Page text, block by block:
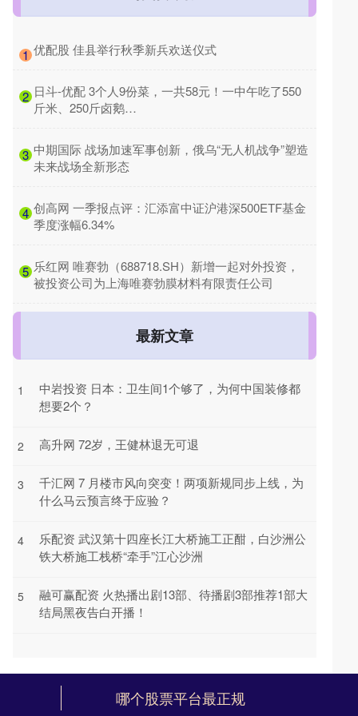
1 ​优配股 佳县举行秋季新兵欢送仪式
2 ​日斗-优配 3个人9份菜，一共58元！一中午吃了550
斤米、250斤卤鹅…
3 ​中期国际 战场加速军事创新，俄乌“无人机战争”塑造
未来战场全新形态
4 ​创高网 一季报点评：汇添富中证沪港深500ETF基金
季度涨幅6.34%
5 ​乐红网 唯赛勃（688718.SH）新增一起对外投资，
被投资公司为上海唯赛勃膜材料有限责任公司
最新文章
1
中岩投资 日本：卫生间1个够了，为何中国装修都
想要2个？
2 高升网 72岁，王健林退无可退
3
千汇网 7 月楼市风向突变！两项新规同步上线，为
什么马云预言终于应验？
4
乐配资 武汉第十四座长江大桥施工正酣，白沙洲公
铁大桥施工栈桥“牵手”江心沙洲
5
融可赢配资 火热播出剧13部、待播剧3部推荐1部大
结局黑夜告白开播！
哪个股票平台最正规